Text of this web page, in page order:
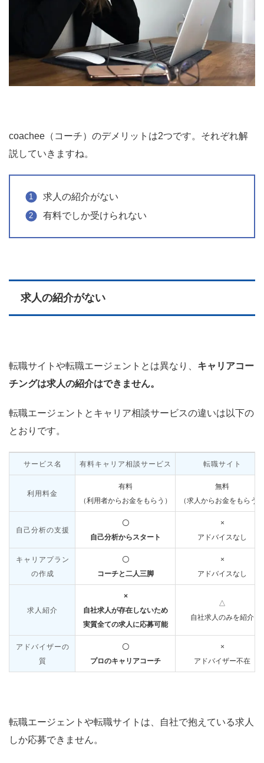
coachee（コーチ）のデメリットは2つです。それぞれ解
説していきますね。
求人の紹介がない
有料でしか受けられない
求人の紹介がない
転職サイトや転職エージェントとは異なり、 キャリアコー
チングは求人の紹介はできません。
転職エージェントとキャリア相談サービスの違いは以下の
とおりです。
サービス名 有料キャリア相談サービス 転職サイト
利用料金
有料
（利用者からお金をもらう）
無料
（求人からお金をもらう）
自己分析の支援
〇
自己分析からスタート
×
アドバイスなし
キャリアプラン
の作成
〇
コーチと二人三脚
×
アドバイスなし
求人紹介
×
自社求人が存在しないため
実質全ての求人に応募可能
△
自社求人のみを紹介
アドバイザーの
質
〇
プロのキャリアコーチ
×
アドバイザー不在
転職エージェントや転職サイトは、自社で抱えている求人
しか応募できません。